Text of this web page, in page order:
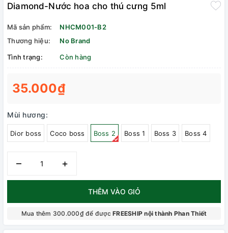
Diamond-Nước hoa cho thú cưng 5ml
Mã sản phẩm:
NHCM001-B2
Thương hiệu:
No Brand
Tình trạng:
Còn hàng
35.000₫
Mùi hương:
Dior boss Coco boss Boss 2 Boss 1 Boss 3 Boss 4
– +
THÊM VÀO GIỎ
Mua thêm 300.000₫ để đượcFREESHIP nội thành Phan Thiết